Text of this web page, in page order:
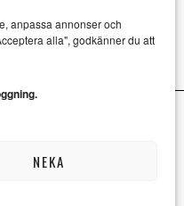
anpassa annonser och
alla", godkänner du att
NEKA